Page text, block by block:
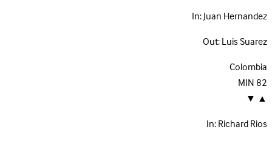
In:Juan Hernandez
Out:Luis Suarez
Colombia
82
MIN
▲
▼
In:Richard Rios